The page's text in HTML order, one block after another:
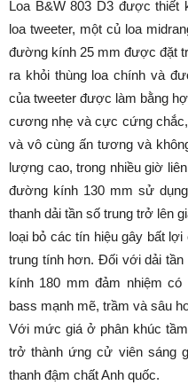
Loa B&W 803 D3 được
loa tweeter, một củ loa
đường kính 25 mm được đặt
ra khỏi thùng loa chính và
của tweeter được làm bằng
cương nhẹ và cực cứng
và vô cùng ấn tương và
lượng cao, trong nhiều giờ
đường kính 130 mm sử
thanh dải tần số trung trở lên
loại bỏ các tín hiệu gây bất
trung tính hơn. Đối với dải
kính 180 mm đảm nhiệm có
bass mạnh mẽ, trầm và sâu
Với mức giá ở phân khúc
trở thành ứng cử viên sáng
thanh đậm chất Anh quốc.